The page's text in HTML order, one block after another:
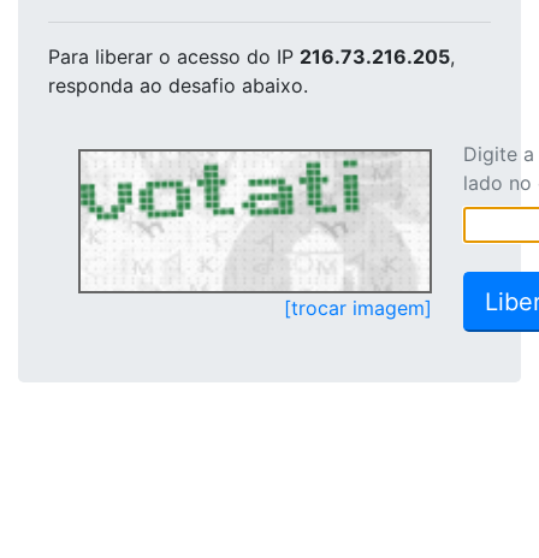
Para liberar o acesso do IP 216.73.216.205,
responda ao desafio abaixo.
[trocar imagem]
Digite
lado no